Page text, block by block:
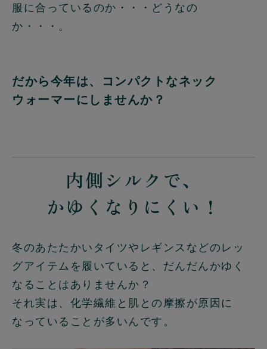
服に合っているのか・・・どうなの
か・・・。
だから今年は、コンパクトなネック
ウォーマーにしませんか？
内側シルクで、
かゆくなりにくい！
冬のあたたかいタイツやレギンスなどのレッ
グアイテムを履いていると、だんだんかゆく
なることはありませんか？
それ実は、化学繊維と肌との摩擦が原因に
なっていることが多いんです。